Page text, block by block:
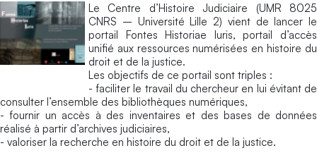
Le Centre d’Histoire Judiciaire (UMR 8025
CNRS – Université Lille 2) vient de lancer le
portail Fontes Historiae Iuris, portail d’accès
unifié aux ressources numérisées en histoire du
droit et de la justice.
Les objectifs de ce portail sont triples :
- faciliter le travail du chercheur en lui évitant de
consulter l’ensemble des bibliothèques numériques,
- fournir un accès à des inventaires et des bases de données
réalisé à partir d’archives judiciaires,
- valoriser la recherche en histoire du droit et de la justice.